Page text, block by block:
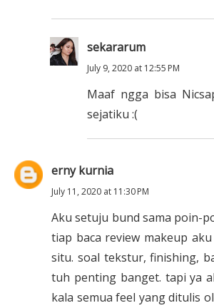
sekararum
July 9, 2020 at 12:55 PM
Maaf ngga bisa
sejatiku :(
erny kurnia
July 11, 2020 at 11:30 PM
Aku setuju bund sama poin-
tiap baca review makeup
situ. soal tekstur, finishing,
tuh penting banget. tapi ya
kala semua feel yang ditulis